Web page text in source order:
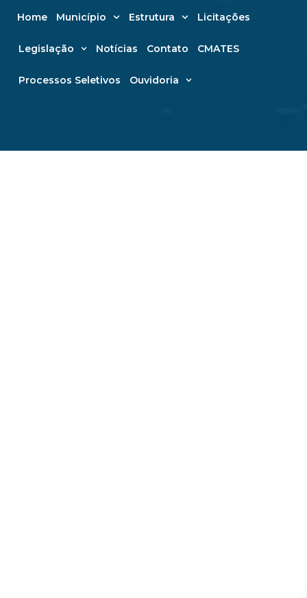
Home Município Estrutura Licitações
Legislação Notícias Contato CMATES
Processos Seletivos Ouvidoria